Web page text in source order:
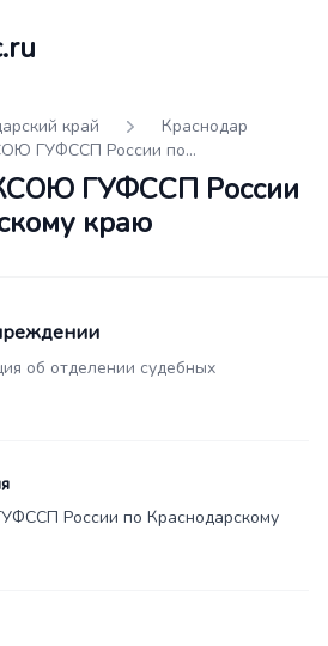
край
Краснодар
ГУФССП России по
краю
ГУФССП России
краю
об отделении судебных
России по Краснодарскому